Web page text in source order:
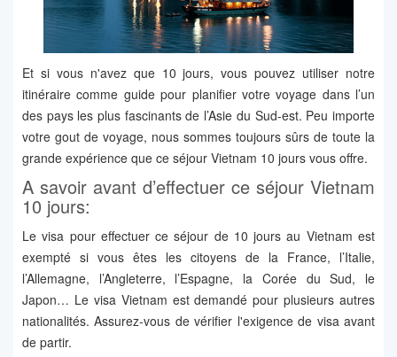
Et si vous n'avez que 10 jours, vous pouvez utiliser notre
itinéraire comme guide pour planifier votre voyage dans l’un
des pays les plus fascinants de l’Asie du Sud-est. Peu importe
votre gout de voyage, nous sommes toujours sûrs de toute la
grande expérience que ce séjour Vietnam 10 jours vous offre.
A savoir avant d’effectuer ce séjour Vietnam
10 jours:
Le visa pour effectuer ce séjour de 10 jours au Vietnam est
exempté si vous êtes les citoyens de la France, l’Italie,
l’Allemagne, l’Angleterre, l’Espagne, la Corée du Sud, le
Japon… Le visa Vietnam est demandé pour plusieurs autres
nationalités. Assurez-vous de vérifier l'exigence de visa avant
de partir.